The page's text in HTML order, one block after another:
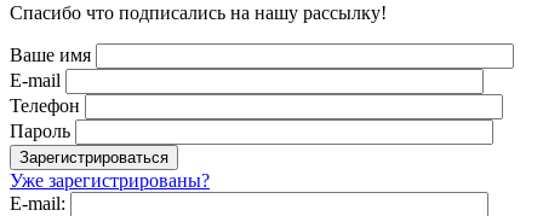
Спасибо что подписались на нашу рассылку!
Ваше имя
E-mail
Телефон
Пароль
Уже зарегистрированы?
E-mail: